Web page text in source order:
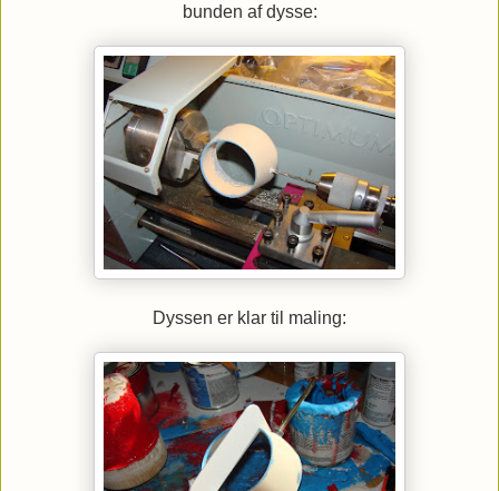
bunden af dysse:
Dyssen er klar til maling: